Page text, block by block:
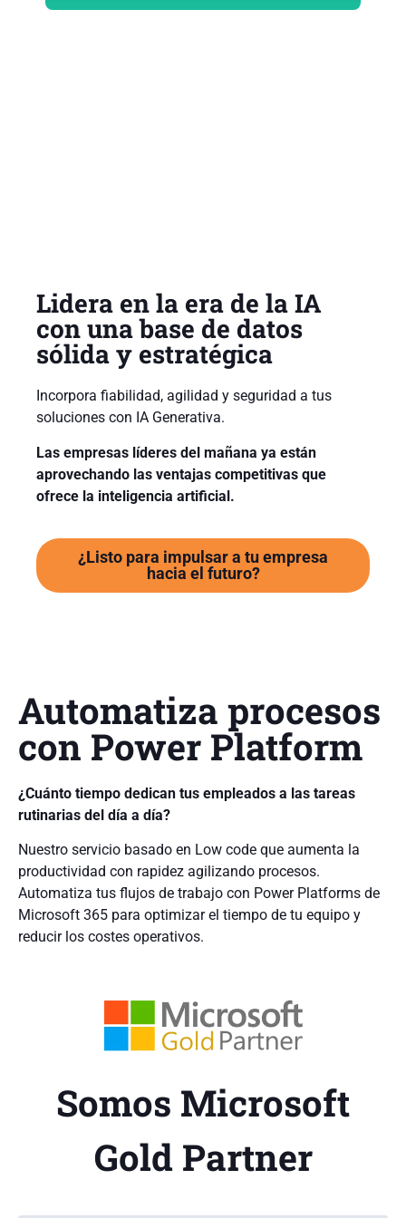
Lidera en la era de la IA
con una base de datos
sólida y estratégica
Incorpora fiabilidad, agilidad y seguridad a tus
soluciones con IA Generativa.
Las empresas líderes del mañana ya están
aprovechando las ventajas competitivas que
ofrece la inteligencia artificial.
¿Listo para impulsar a tu empresa
hacia el futuro?
Automatiza procesos
con Power Platform
¿Cuánto tiempo dedican tus empleados a las tareas
rutinarias del día a día?
Nuestro servicio basado en Low code que aumenta la
productividad con rapidez agilizando procesos.
Automatiza tus flujos de trabajo con Power Platforms de
Microsoft 365 para optimizar el tiempo de tu equipo y
reducir los costes operativos.
Somos Microsoft
Gold Partner